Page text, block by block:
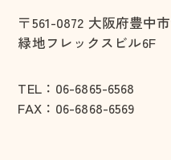
〒561-0872 大阪府豊中
緑地フレックスビル6F
TEL： 06-6865-6568
FAX：06-6868-6569